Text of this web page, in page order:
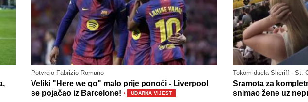
Potvrdio Fabrizio Romano
Veliki "Here we go" malo prije ponoći - Liverpool
se pojačao iz Barcelone! · UDARNA VIJEST
Tokom duela Sheriff - St.
Sramota za
snimao žene uz